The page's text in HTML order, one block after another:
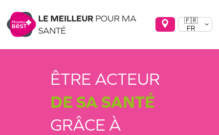
LE MEILLEUR POUR MA
SANTÉ
🇫🇷
FR
ÊTRE ACTEUR
DE SA SANTÉ
GRÂCE À